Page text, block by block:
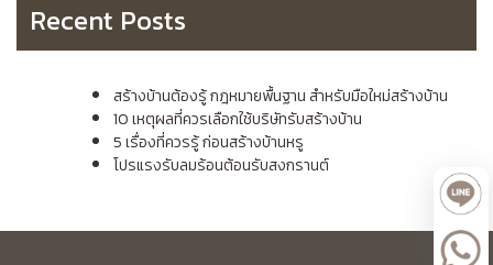
Recent Posts
สร้างบ้านต้องรู้ กฎหมายพื้นฐาน สำหรับมือใหม่สร้างบ้าน
10 เหตุผลที่ควรเลือกใช้บริษัทรับสร้างบ้าน
5 เรื่องที่ควรรู้ ก่อนสร้างบ้านหรู
โปรแรงรับลมร้อนต้อนรับสงกรานต์